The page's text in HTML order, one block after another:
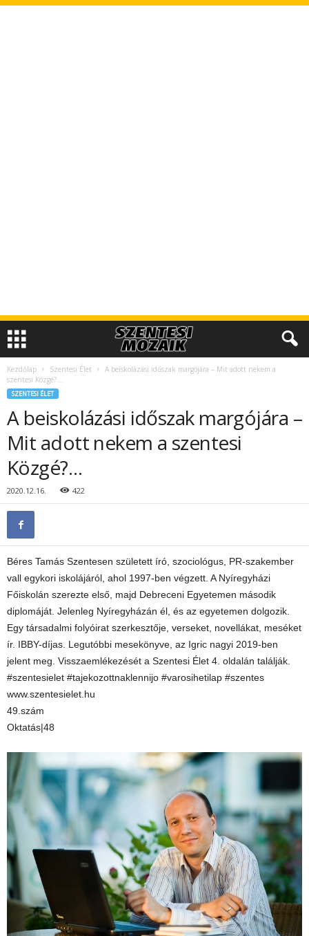
Kezdőlap Szentesi Élet
A beiskolázási időszak margójára – Mit adott nekem a
szentesi Közgé?…
SZENTESI ÉLET
A beiskolázási időszak margójára –
Mit adott nekem a szentesi
Közgé?…
2020.12.16. 422
Béres Tamás Szentesen született író, szociológus, PR-szakember
vall egykori iskolájáról, ahol 1997-ben végzett. A Nyíregyházi
Főiskolán szerezte első, majd Debreceni Egyetemen második
diplomáját. Jelenleg Nyíregyházán él, és az egyetemen dolgozik.
Egy társadalmi folyóirat szerkesztője, verseket, novellákat, meséket
ír. IBBY-díjas. Legutóbbi mesekönyve, az Igric nagyi 2019-ben
jelent meg. Visszaemlékezését a Szentesi Élet 4. oldalán találják.
#szentesielet #tajekozottnaklennijo #varosihetilap #szentes
www.szentesielet.hu
49.szám
Oktatás|48